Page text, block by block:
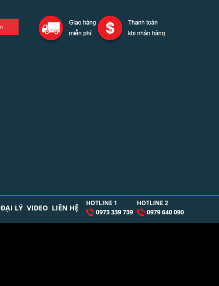
LÝ VIDEO LIÊN HỆ
HOTLINE 1
0973 339 739
HOTLINE 2
0979 640 090